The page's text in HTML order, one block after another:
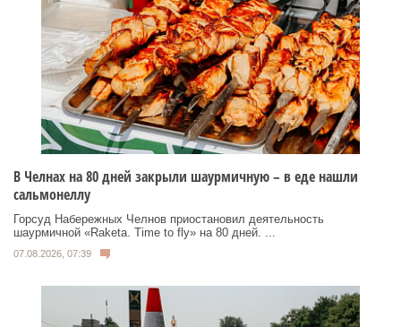
В Челнах на 80 дней закрыли шаурмичную – в еде нашли
сальмонеллу
Горсуд Набережных Челнов приостановил деятельность
шаурмичной «Raketa. Time to fly» на 80 дней. ...
07.08.2026, 07:39